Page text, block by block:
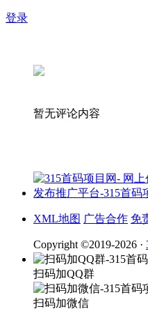
登录
暂无评论内容
XML地图 广告合作 免
Copyright ©2019-2026 ·
扫码加QQ群
扫码加微信